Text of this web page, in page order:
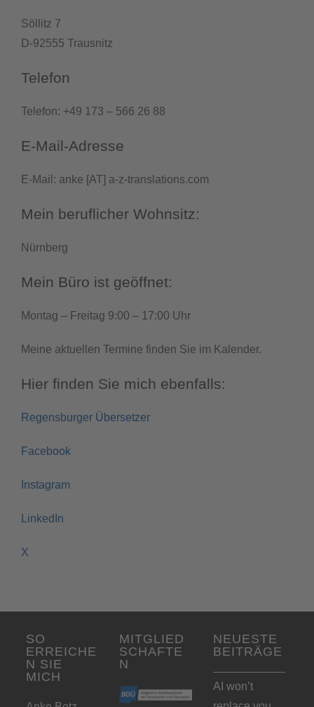
Söllitz 7
D-92555 Trausnitz
Telefon
Telefon: +49 173 – 566 26 88
E-Mail-Adresse
E-Mail: anke [AT] a-z-translations.com
Mein beruflicher Wohnsitz:
Nürnberg
Mein Büro ist geöffnet:
Montag – Freitag 9:00 – 17:00 Uhr
Meine aktuellen Termine finden Sie im Kalender.
Hier finden Sie mich ebenfalls:
Regensburger Übersetzer
Facebook
Instagram
LinkedIn
X
SO
ERREICHE
N SIE
MICH
MITGLIED
SCHAFTE
N
NEUESTE
BEITRÄGE
AI won’t